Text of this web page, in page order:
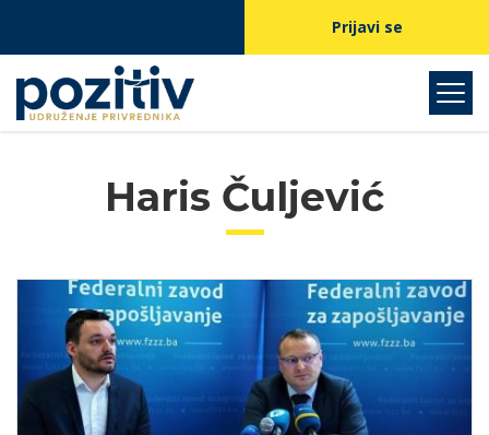
Prijavi se
Haris Čuljević